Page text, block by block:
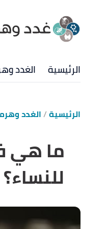
الرئيسية الغدد
الرئيسية الغدد
ما هي
للنساء؟